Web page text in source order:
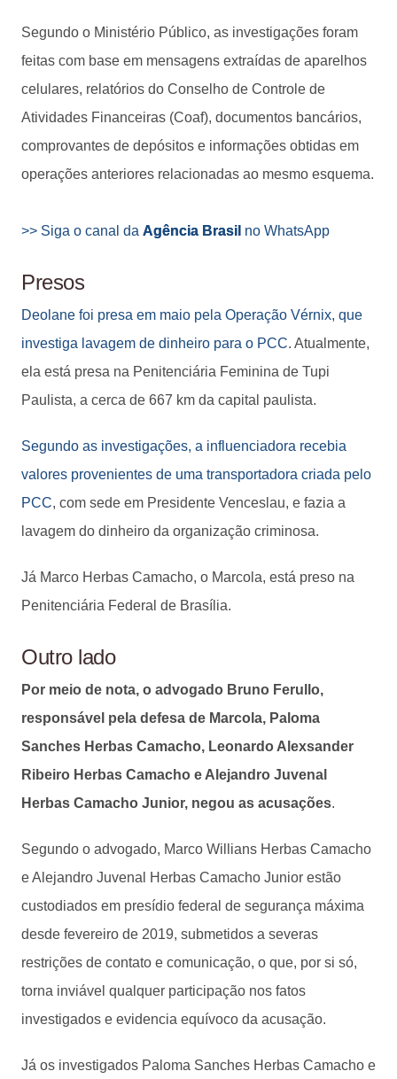
Segundo o Ministério Público, as investigações foram
feitas com base em mensagens extraídas de aparelhos
celulares, relatórios do Conselho de Controle de
Atividades Financeiras (Coaf), documentos bancários,
comprovantes de depósitos e informações obtidas em
operações anteriores relacionadas ao mesmo esquema.
>> Siga o canal da Agência Brasil no WhatsApp
Presos
Deolane foi presa em maio pela Operação Vérnix, que
investiga lavagem de dinheiro para o PCC. Atualmente,
ela está presa na Penitenciária Feminina de Tupi
Paulista, a cerca de 667 km da capital paulista.
Segundo as investigações, a influenciadora recebia
valores provenientes de uma transportadora criada pelo
PCC, com sede em Presidente Venceslau, e fazia a
lavagem do dinheiro da organização criminosa.
Já Marco Herbas Camacho, o Marcola, está preso na
Penitenciária Federal de Brasília.
Outro lado
Por meio de nota, o advogado Bruno Ferullo,
responsável pela defesa de Marcola, Paloma
Sanches Herbas Camacho, Leonardo Alexsander
Ribeiro Herbas Camacho e Alejandro Juvenal
Herbas Camacho Junior, negou as acusações.
Segundo o advogado, Marco Willians Herbas Camacho
e Alejandro Juvenal Herbas Camacho Junior estão
custodiados em presídio federal de segurança máxima
desde fevereiro de 2019, submetidos a severas
restrições de contato e comunicação, o que, por si só,
torna inviável qualquer participação nos fatos
investigados e evidencia equívoco da acusação.
Já os investigados Paloma Sanches Herbas Camacho e